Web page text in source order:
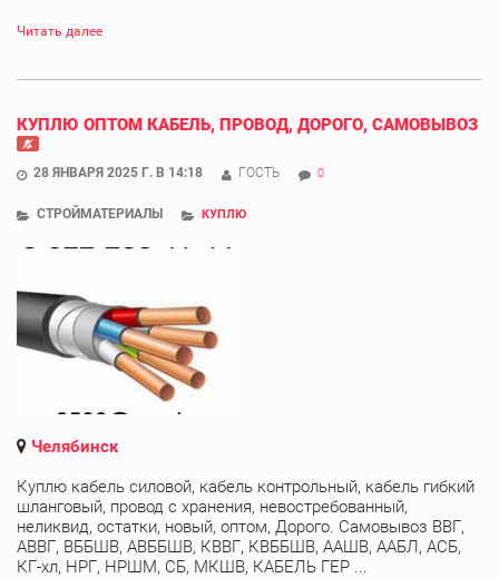
Читать далее
КУПЛЮ ОПТОМ КАБЕЛЬ, ПРОВОД, ДОРОГО, САМОВЫВОЗ
28 ЯНВАРЯ 2025 Г. В 14:18 ГОСТЬ 0
СТРОЙМАТЕРИАЛЫ КУПЛЮ
Челябинск
Куплю кабель силовой, кабель контрольный, кабель гибкий
шланговый, провод с хранения, невостребованный,
неликвид, остатки, новый, оптом, Дорого. Самовывоз ВВГ,
АВВГ, ВББШВ, АВББШВ, КВВГ, КВББШВ, ААШВ, ААБЛ, АСБ,
КГ-хл, НРГ, НРШМ, СБ, МКШВ, КАБЕЛЬ ГЕР ...